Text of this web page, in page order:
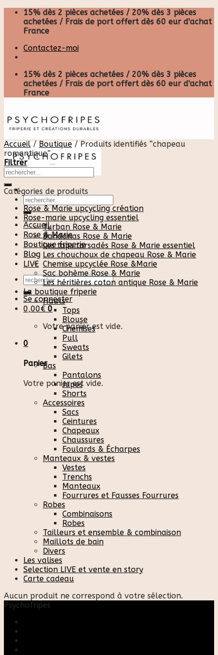
Skip
content
15% dès 2 pièces achetées / 20% dès 3 pièces
achetées / Frais de port offert dès 60 eur d'achat
France
Contactez-moi
15% dès 2 pièces achetées / 20% dès 3 pièces
achetées / Frais de port offert dès 60 eur d'achat
France
Recherche
pour :
Accueil
Rose & Marie
Boutique friperie
Blog
LIVE
Recherche
pour :
Se connecter
0,00€ 0
Votre panier est vide.
0
Panier
Votre panier est vide.
Accueil / Boutique /Produits identifiés “chapeau
romantique”
Filtrer
Catégories de produits
Rose & Marie upcycling création
Rose-marie upcycling essentiel
Turban Rose & Marie
Bandanas Rose & Marie
Les tops torsadés Rose & Marie essentiel
Les chouchoux de chapeau Rose & Marie
Chemise upcyclée Rose &Marie
Sac bohème Rose & Marie
Les héritières coton antique Rose & Marie
La boutique friperie
Hauts
Tops
Blouse
Chemises
Pull
Sweats
Gilets
Bas
Pantalons
Jupes
Shorts
Accessoires
Sacs
Ceintures
Chapeaux
Chaussures
Foulards & Écharpes
Manteaux & vestes
Vestes
Trenchs
Manteaux
Fourrures et Fausses Fourrures
Robes
Combinaisons
Robes
Tailleurs et ensemble & combinaison
Maillots de bain
Divers
Les valises
Selection LIVE et vente en story
Carte cadeau
Aucun produit ne correspond à votre sélection.
Psychofripes